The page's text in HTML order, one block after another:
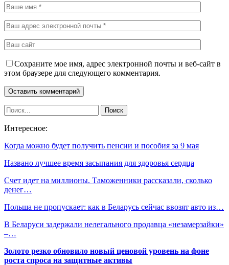
Сохраните мое имя, адрес электронной почты и веб-сайт в
этом браузере для следующего комментария.
Интересное:
Когда можно будет получить пенсии и пособия за 9 мая
Названо лучшее время засыпания для здоровья сердца
Счет идет на миллионы. Таможенники рассказали, сколько
денег…
Польша не пропускает: как в Беларусь сейчас ввозят авто из…
В Беларуси задержали нелегального продавца «незамерзайки»
–…
Золото резко обновило новый ценовой уровень на фоне
роста спроса на защитные активы